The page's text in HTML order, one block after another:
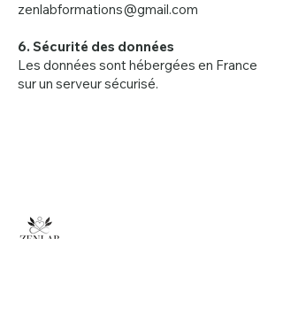
zenlabformations@gmail.com
6. Sécurité des données
Les données sont hébergées en France
sur un serveur sécurisé.